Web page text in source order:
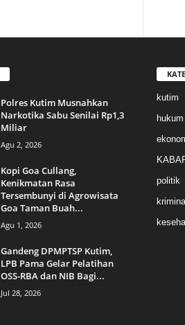
Polres Kutim Musnahkan
Narkotika Sabu Senilai Rp1,3
Miliar
Agu 2, 2026
Kopi Goa Cullang,
Kenikmatan Rasa
Tersembunyi di Agrowisata
Goa Taman Buah...
Agu 1, 2026
Gandeng DPMPTSP Kutim,
LPB Pama Gelar Pelatihan
OSS-RBA dan NIB Bagi...
Jul 28, 2026
kutim
hukum
politik
kriminal